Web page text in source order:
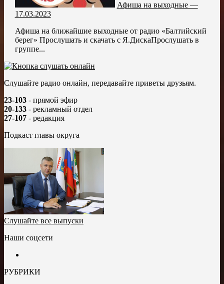
Афиша на выходные —
17.03.2023
Афиша на ближайшие выходные от радио «Балтийский
берег» Прослушать и скачать с Я.ДискаПрослушать в
группе...
Слушайте радио онлайн, передавайте приветы друзьям.
23-103 - прямой эфир
20-133 - рекламный отдел
27-107 - редакция
Подкаст главы округа
Слушайте все выпуски
Наши соцсети
РУБРИКИ